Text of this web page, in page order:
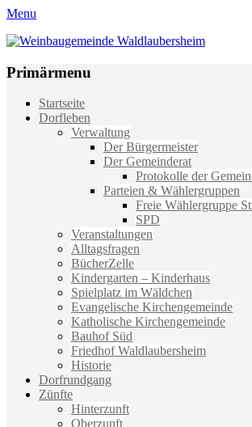
Menu
Weinbaugemeinde Waldlaubersheim
Primärmenu
Weiter
zum
Startseite
Dorfleben
Verwaltung
Der Bürgermeister
Der Gemeinderat
Protokolle der
Parteien & Wählergruppen
Freie Wählergruppe
SPD
Veranstaltungen
Alltagsfragen
BücherZelle
Kindergarten – Kinderhaus
Spielplatz im Wäldchen
Evangelische Kirchengemeinde
Katholische Kirchengemeinde
Bauhof Süd
Friedhof Waldlaubersheim
Historie
Dorfrundgang
Zünfte
Hinterzunft
Oberzunft